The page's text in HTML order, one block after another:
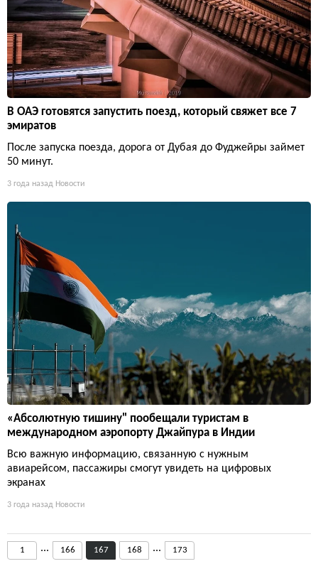
В ОАЭ готовятся запустить поезд, который свяжет все 7
эмиратов
После запуска поезда, дорога от Дубая до Фуджейры займет
50 минут.
3 года назад Новости
«Абсолютную тишину" пообещали туристам в
международном аэропорту Джайпура в Индии
Всю важную информацию, связанную с нужным
авиарейсом, пассажиры смогут увидеть на цифровых
экранах
3 года назад Новости
1 ... 166 167 168 ... 173